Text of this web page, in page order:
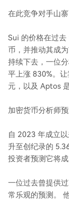
在此竞争对手山
Sui 的价格在过
币，并推动其成
持续下去，一位
平上涨 830%。
元，以及 Aptos
加密货币分析师
自 2023 年成立
升至创纪录的
投资者预测它将
一位过去曾提供
常乐观的预测。